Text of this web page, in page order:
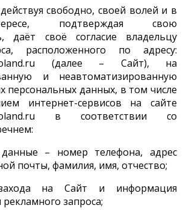
свободно, своей волей и в
подтверждая свою
даёт своё согласие владельцу
расположенного по адресу:
(далее – Сайт), на
и неавтоматизированную
персональных данных, в том числе
интернет-сервисов на сайте
в соответствии со
данные – номер телефона, адрес
почты, фамилия, имя, отчество;
на Сайт и информация
запроса;